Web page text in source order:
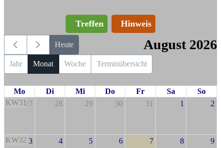
Treffen Hinweis
Heute August 2026
Jahr Monat Woche Terminübersicht
Mo Di Mi Do Fr Sa
So
KW3127 28 29 30 31 1 2
KW32 3 4 5 6 7 8 9